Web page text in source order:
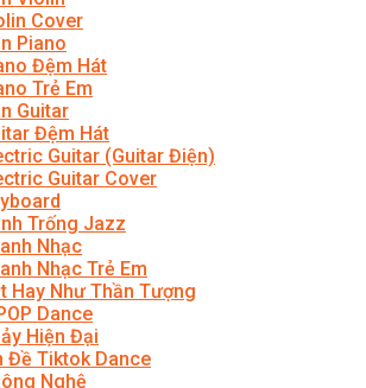
Cover
Piano
Đệm Hát
Trẻ Em
Guitar
Đệm Hát
Guitar (Guitar Điện)
Guitar Cover
Trống Jazz
Nhạc
Nhạc Trẻ Em
Hay Như Thần Tượng
Dance
Hiện Đại
Đề Tiktok Dance
Nghệ